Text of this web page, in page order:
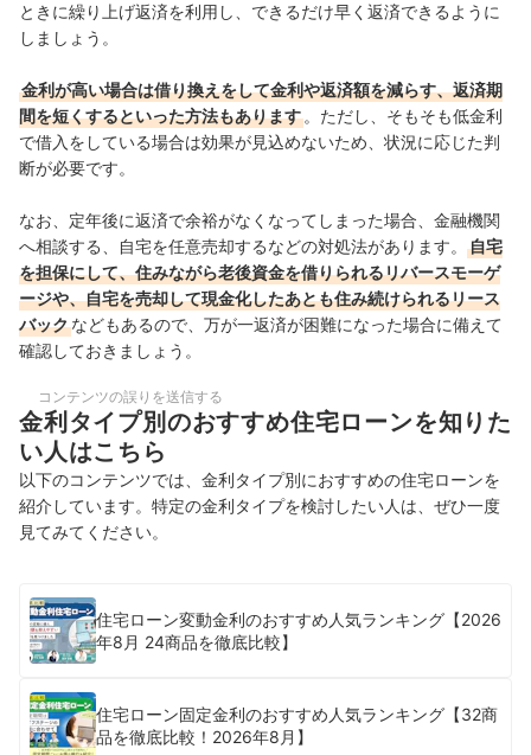
ときに繰り上げ返済を利用し、できるだけ早く返済できるように
しましょう。
金利が高い場合は借り換えをして金利や返済額を減らす、返済期
間を短くするといった方法もあります 。ただし、そもそも低金利
で借入をしている場合は効果が見込めないため、状況に応じた判
断が必要です。
なお、定年後に返済で余裕がなくなってしまった場合、金融機関
へ相談する、自宅を任意売却するなどの対処法があります。
自宅
を担保にして、住みながら老後資金を借りられるリバースモーゲ
ージや、自宅を売却して現金化したあとも住み続けられるリース
バックなどもあるので、万が一返済が困難になった場合に備えて
確認しておきましょう。
コンテンツの誤りを送信する
金利タイプ別のおすすめ住宅ローンを知りた
い人はこちら
以下のコンテンツでは、金利タイプ別におすすめの住宅ローンを
紹介しています。特定の金利タイプを検討したい人は、ぜひ一度
見てみてください。
住宅ローン変動金利のおすすめ人気ランキング【2026
年8月 24商品を徹底比較】
住宅ローン固定金利のおすすめ人気ランキング【32商
品を徹底比較！2026年8月】